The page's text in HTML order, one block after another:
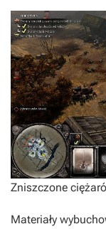
Zniszczone
Materiały